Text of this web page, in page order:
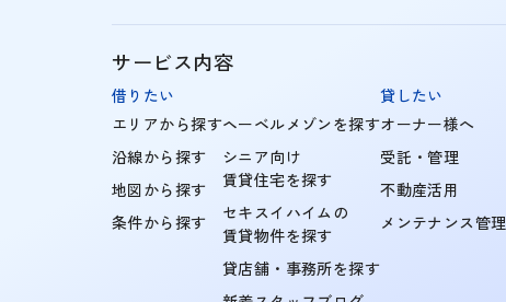
サービス内容
借りたい
エリアから探す
沿線から探す
地図から探す
条件から探す
ヘーベルメゾンを探す
シニア向け
賃貸住宅を探す
セキスイハイムの
賃貸物件を探す
貸店舗・事務所を探す
貸したい
オーナー様へ
受託・管理
不動産活用
メンテナンス管理